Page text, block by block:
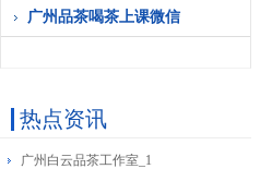
广州品茶喝茶上课微信
热点资讯
广州白云品茶工作室_1